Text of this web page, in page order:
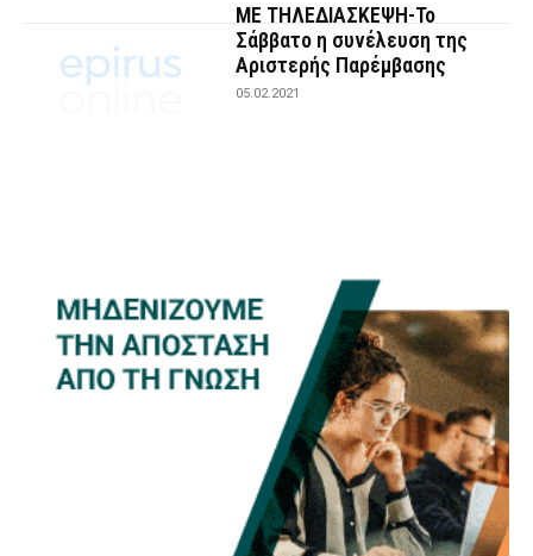
ΜΕ ΤΗΛΕΔΙΑΣΚΕΨΗ-Το
Σάββατο η συνέλευση της
Αριστερής Παρέμβασης
05.02.2021